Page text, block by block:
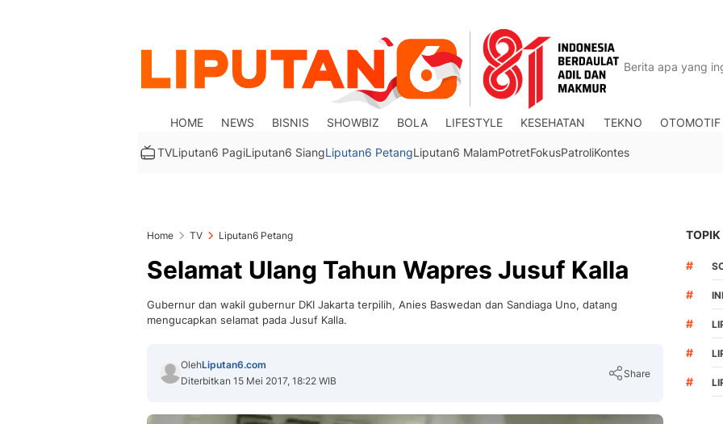
HOME NEWS BISNIS SHOWBIZ BOLA LIFESTYLE KESEHATAN TEKNO OTOMOTIF
TVLiputan6 PagiLiputan6 SiangLiputan6 PetangLiputan6 MalamPotretFokusPatroliKontes
Home TV Liputan6 Petang
Selamat Ulang Tahun Wapres Jusuf Kalla
Gubernur dan wakil gubernur DKI Jakarta terpilih, Anies Baswedan dan Sandiaga Uno, datang
mengucapkan selamat pada Jusuf Kalla.
OlehLiputan6.com
Diterbitkan 15 Mei 2017, 18:22 WIB
Share
TOPIK
#
#
#
#
#